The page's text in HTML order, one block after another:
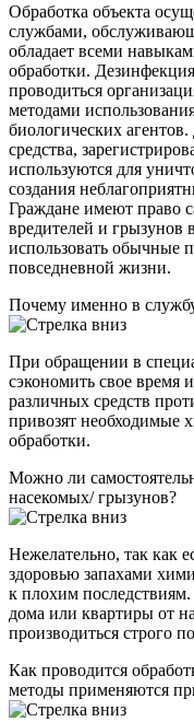
Обработка объекта
службами,
обладает всеми
обработки.
проводиться
методами
биологических
средства,
используются для
создания
Граждане имеют право
вредителей и грызунов
использовать обычные
повседневной жизни.
Почему именно в
При обращении в
сэкономить свое время
различных средств
привозят необходимые
обработки.
Можно ли
насекомых/ грызунов?
Нежелательно, так как
здоровью запахами
к плохим
дома или квартиры от
производиться строго
Как проводится
методы применяются